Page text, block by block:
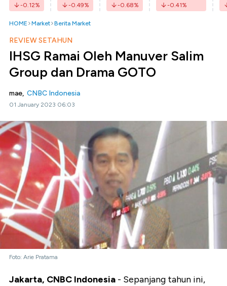
-0.12% -0.49% -0.68% -0.41%
HOME Market Berita Market
REVIEW SETAHUN
IHSG Ramai Oleh Manuver Salim
Group dan Drama GOTO
mae, CNBC Indonesia
01 January 2023 06:03
Foto: Arie Pratama
Jakarta, CNBC Indonesia - Sepanjang tahun ini,